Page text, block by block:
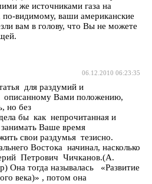
же источниками газа на
видимому, ваши американские
вам в голову, что Вы не можете
06.12.2010 06:23:35
для раздумий и
описанному Вами положению,
но без
бы как непрочитанная и
Ваше время
свои раздумья тезисно.
Востока начинал, насколько
Петрович Чичканов.(А.
Она тогда называлась «Развитие
века)» , потом она